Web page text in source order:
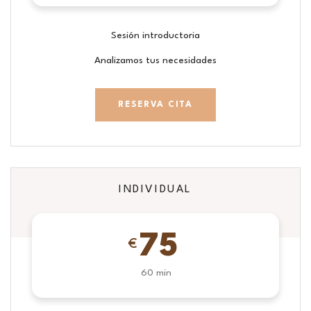
Sesión introductoria
Analizamos tus necesidades
RESERVA CITA
INDIVIDUAL
€ 75
60 min